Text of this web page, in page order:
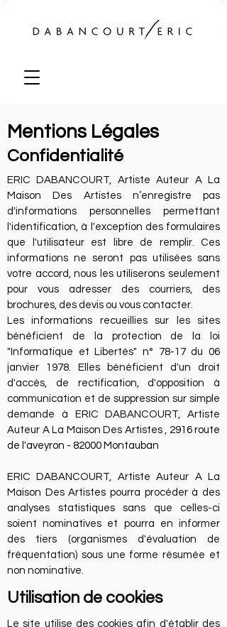
Mentions Légales
Confidentialité
ERIC DABANCOURT, Artiste Auteur A La
Maison Des Artistes n’enregistre pas
d'informations personnelles permettant
l'identification, à l'exception des formulaires
que l'utilisateur est libre de remplir. Ces
informations ne seront pas utilisées sans
votre accord, nous les utiliserons seulement
pour vous adresser des courriers, des
brochures, des devis ou vous contacter.
Les informations recueillies sur les sites
bénéficient de la protection de la loi
"Informatique et Libertés" n° 78-17 du 06
janvier 1978. Elles bénéficient d'un droit
d'accès, de rectification, d'opposition à
communication et de suppression sur simple
demande à ERIC DABANCOURT, Artiste
Auteur ALa M aison Des Artistes , 2916 route
de l'aveyron - 82000 Montauban
ERIC DABANCOURT, Artiste Auteur ALa
M aison Des Artistes pourra procéder à des
analyses statistiques sans que celles-ci
soient nominatives et pourra en informer
des tiers (organismes d'évaluation de
fréquentation) sous une forme résumée et
non nominative.
Utilisation de cookies
Le site utilise des cookies afin d'établir des